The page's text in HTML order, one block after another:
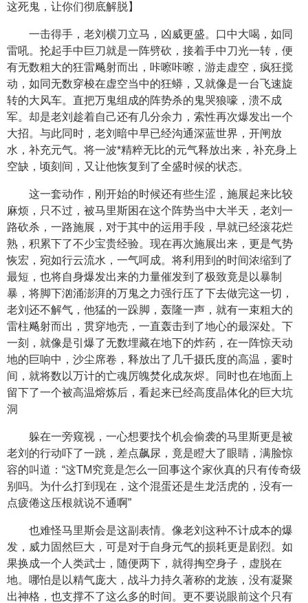
这死鬼，让你们彻底解脱】
一击得手，老刘横刀立马，凶威更盛。口中大喝，如同
雷吼。抡起手中巨刀就是一阵劈砍，接着手中刀光一转，便
有无数粗大的狂雷飚射而出，咔嚓咔嚓，游走虚空，疯狂搅
动，如同无数穿梭在虚空当中的狂蟒，又就像是一台飞速旋
转的大风车。直把万鬼组成的阵势杀的鬼哭狼嚎，溃不成
军。却是老刘趁着自己还有几分余力，索性再次爆发出一个
大招。与此同时，老刘暗中早已经沟通深蓝世界，开闸放
水，补充元气。将一波*精粹无比的元气释放出来，补充身上
空缺，顷刻间，又让他恢复到了全盛时候的状态。
这一套动作，刚开始的时候还有些生涩，施展起来比较
麻烦，只不过，被马里斯困在这个阵势当中大半天，老刘一
路砍杀，一路施展，对于其中的运用手段，早就已经滚花烂
熟，积累下了不少宝贵经验。现在再次施展出来，更是气势
恢宏，宛如行云流水，一气呵成。将利用到的时间浓缩到了
最短，也将自身爆发出来的力量催发到了极致竟是以暴制
暴，将脚下汹涌澎湃的万鬼之力强行压了下去做完这一切，
老刘还不解气，他猛的一跺脚，轰隆一声，就有一束粗大的
雷柱飚射而出，贯穿地壳，一直轰击到了地心的最深处。下
一刻，就像是引爆了无数埋藏在地下的炸药，在一阵惊天动
地的巨响中，沙尘席卷，释放出了几千摄氏度的高温，霎时
间，就将数以万计的亡魂厉魄焚化成灰烬。同时也在地面上
留下了一个被高温熔炼后，看起来已经高度晶体化的巨大坑
洞
躲在一旁窥视，一心想要找个机会偷袭的马里斯更是被
老刘的行动吓了一跳，差点飙尿，竟是瞪大了眼睛，满脸惊
容的叫道：“这TM究竟是怎么一回事这个家伙真的只有传奇级
别吗。为什么打到现在，这个混蛋还是生龙活虎的，没有一
点疲倦这压根就说不通啊”
也难怪马里斯会是这副表情。像老刘这种不计成本的爆
发，威力固然巨大，可是对于自身元气的损耗更是剧烈。如
果换成一个人类武士，随便两下，就得掏空身子，虚脱在
地。哪怕是以精气庞大，战斗力持久著称的龙族，没有凝聚
出神格，也支撑不了这么多的时间。更不要说眼前这个只有